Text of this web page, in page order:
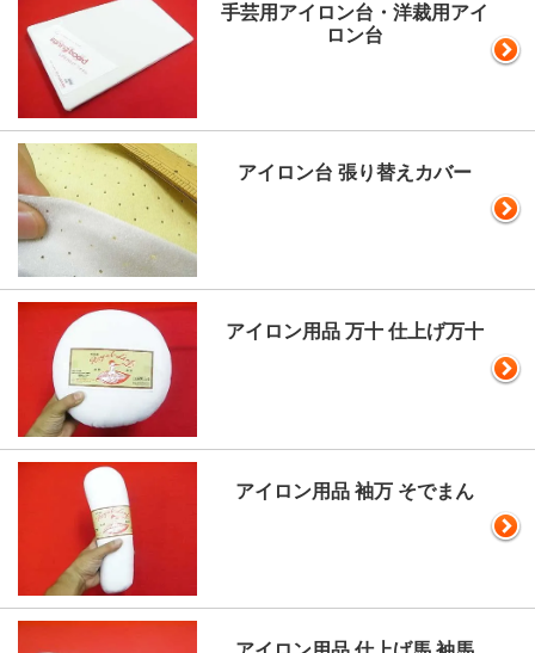
手芸用アイロン台・洋裁用アイ
ロン台
アイロン台 張り替えカバー
アイロン用品 万十 仕上げ万十
アイロン用品 袖万 そでまん